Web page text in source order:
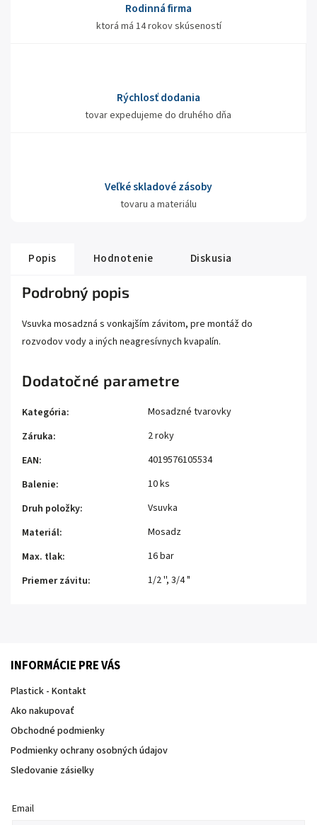
Rodinná firma
ktorá má 14 rokov skúseností
Rýchlosť dodania
tovar expedujeme do druhého dňa
Veľké skladové zásoby
tovaru a materiálu
Popis Hodnotenie Diskusia
Podrobný popis
Vsuvka mosadzná s vonkajším závitom, pre montáž do
rozvodov vody a iných neagresívnych kvapalín.
Dodatočné parametre
Kategória:
Mosadzné tvarovky
Záruka:
2 roky
EAN:
4019576105534
Balenie:
10 ks
Druh položky:
Vsuvka
Materiál:
Mosadz
Max. tlak:
16 bar
Priemer závitu: 1/2 '', 3/4 "
INFORMÁCIE PRE VÁS
Plastick - Kontakt
Ako nakupovať
Obchodné podmienky
Podmienky ochrany osobných údajov
Sledovanie zásielky
Email